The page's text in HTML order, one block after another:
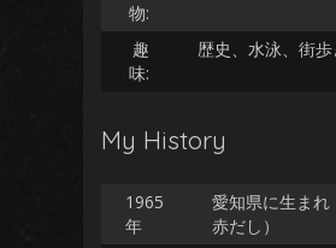
物:
趣
味:
歴史、水泳、街歩
My History
1965
年
愛知県に生まれ
赤だし）